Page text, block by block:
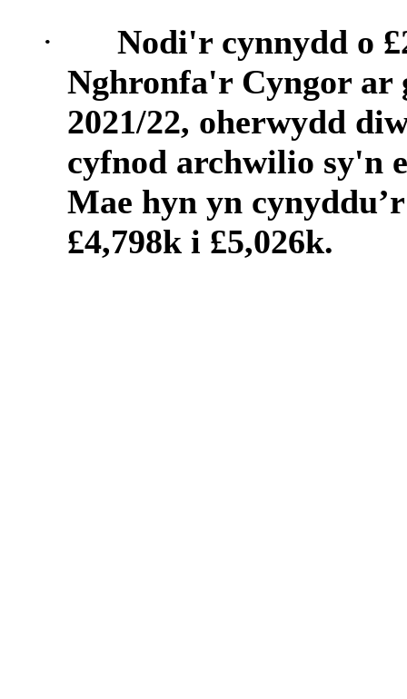
·
Nodi'r cynnydd o
Nghronfa'r Cyngor ar
2021/22, oherwydd
cyfnod archwilio sy'n
Mae hyn yn
£4,798k i £5,026k.